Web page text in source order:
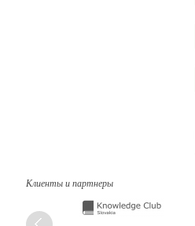
Клиенты и партнеры